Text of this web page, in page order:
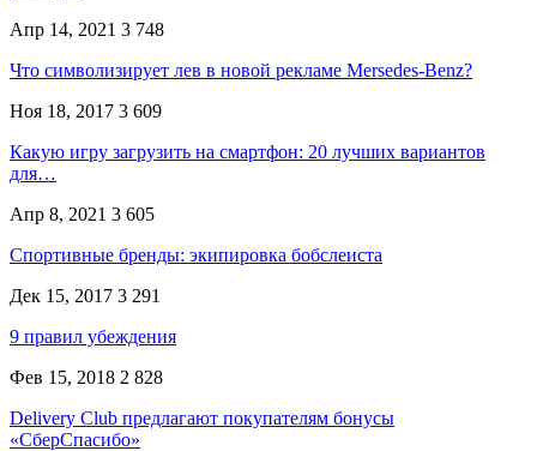
Апр 14, 2021 3 748
Что символизирует лев в новой рекламе Mersedes-Benz?
Ноя 18, 2017 3 609
Какую игру загрузить на смартфон: 20 лучших вариантов
для…
Апр 8, 2021 3 605
Спортивные бренды: экипировка бобслеиста
Дек 15, 2017 3 291
9 правил убеждения
Фев 15, 2018 2 828
Delivery Club предлагают покупателям бонусы
«СберСпасибо»